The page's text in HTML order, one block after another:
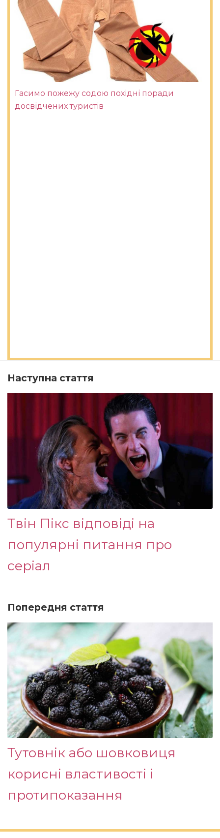
Гасимо пожежу содою похідні поради
досвідчених туристів
Наступна стаття
Твін Пікс відповіді на
популярні питання про
серіал
Попередня стаття
Тутовнік або шовковиця
корисні властивості і
протипоказання